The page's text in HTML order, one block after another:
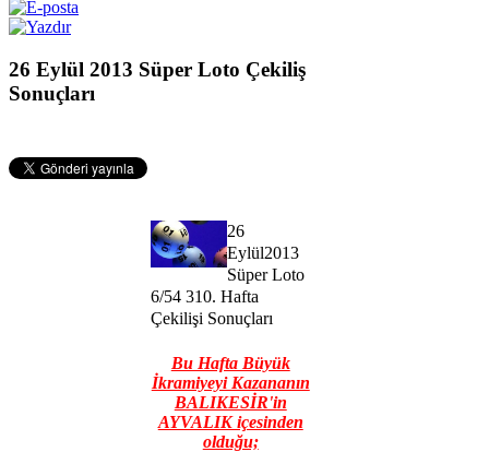
26 Eylül 2013 Süper Loto Çekiliş
Sonuçları
26
Eylül2013
Süper Loto
6/54 310. Hafta
Çekilişi Sonuçları
Bu Hafta Büyük
İkramiyeyi Kazananın
BALIKESİR'in
AYVALIK içesinden
olduğu;